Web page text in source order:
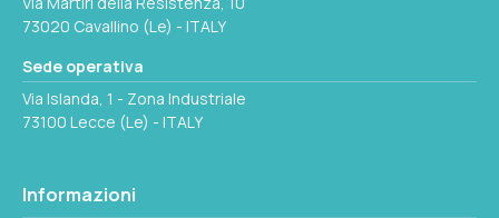
73020 Cavallino (Le) - ITALY
Sede operativa
Via Islanda, 1 - Zona Industriale
73100 Lecce (Le) - ITALY
Informazioni